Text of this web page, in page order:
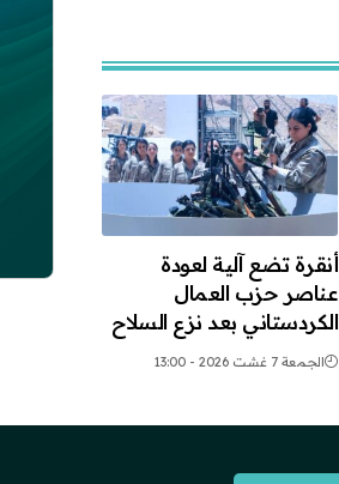
أنقرة تضع آلية لعودة
عناصر حزب العمال
الكردستاني بعد نزع السلاح
الجمعة 7 غشت 2026 - 13:00